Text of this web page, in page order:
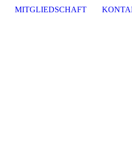
MITGLIEDSCHAFT